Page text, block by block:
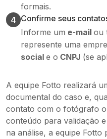
formais.
4 Confirme seus
Informe um e-mail ou
represente uma
social e o CNPJ (se
A equipe Fotto realizará
documental do caso e,
contato com o fotógrafo
conteúdo para validação
na análise, a equipe